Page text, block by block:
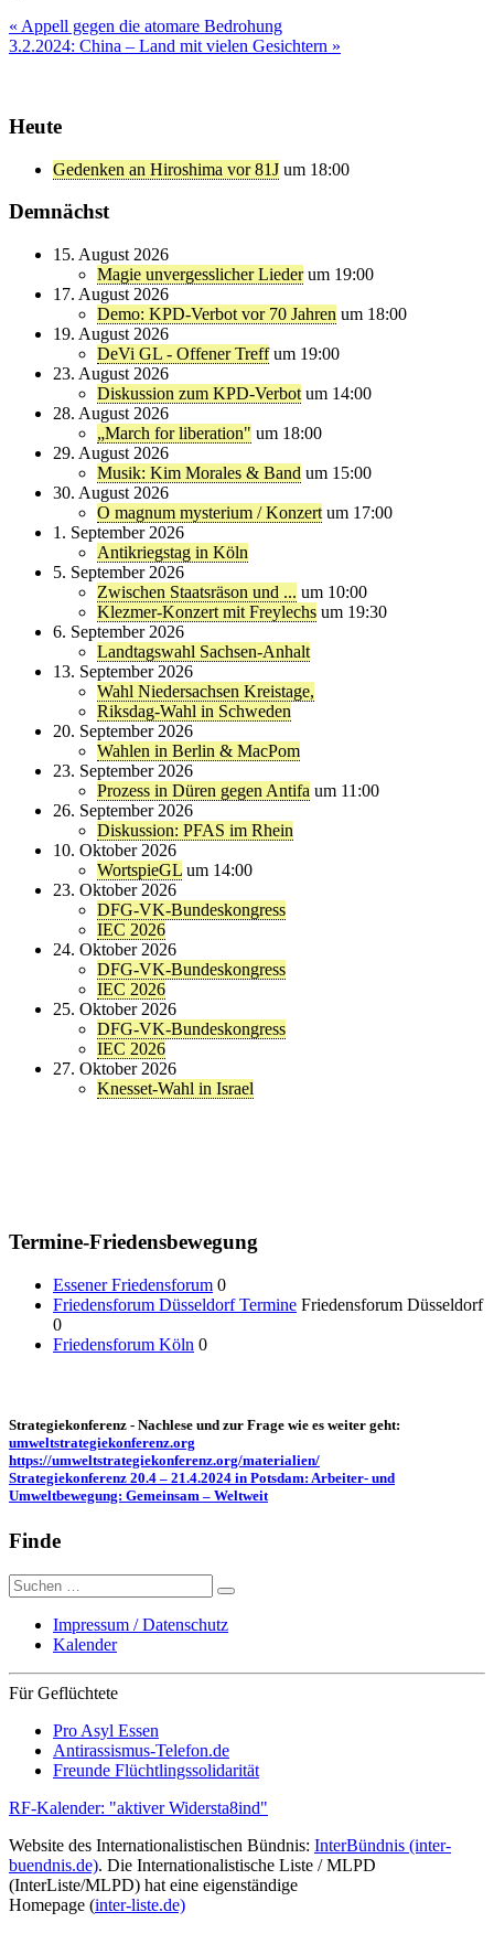
Beitragsnavigation
« Appell gegen die atomare Bedrohung
3.2.2024: China – Land mit vielen Gesichtern »
Heute
Gedenken an Hiroshima vor 81J um 18:00
Demnächst
15. August 2026
Magie unvergesslicher Lieder um 19:00
17. August 2026
Demo: KPD-Verbot vor 70 Jahren um 18:00
19. August 2026
DeVi GL - Offener Treff um 19:00
23. August 2026
Diskussion zum KPD-Verbot um 14:00
28. August 2026
„March for liberation" um 18:00
29. August 2026
Musik: Kim Morales & Band um 15:00
30. August 2026
O magnum mysterium / Konzert um 17:00
1. September 2026
Antikriegstag in Köln
5. September 2026
Zwischen Staatsräson und ... um 10:00
Klezmer-Konzert mit Freylechs um 19:30
6. September 2026
Landtagswahl Sachsen-Anhalt
13. September 2026
Wahl Niedersachsen Kreistage,
Riksdag-Wahl in Schweden
20. September 2026
Wahlen in Berlin & MacPom
23. September 2026
Prozess in Düren gegen Antifa um 11:00
26. September 2026
Diskussion: PFAS im Rhein
10. Oktober 2026
WortspieGL um 14:00
23. Oktober 2026
DFG-VK-Bundeskongress
IEC 2026
24. Oktober 2026
DFG-VK-Bundeskongress
IEC 2026
25. Oktober 2026
DFG-VK-Bundeskongress
IEC 2026
27. Oktober 2026
Knesset-Wahl in Israel
Termine-Friedensbewegung
Essener Friedensforum 0
Friedensforum Düsseldorf Termine Friedensforum Düsseldorf
0
Friedensforum Köln 0
Strategiekonferenz - Nachlese und zur Frage wie es weiter geht:
umweltstrategiekonferenz.org
https://umweltstrategiekonferenz.org/materialien/
Strategiekonferenz 20.4 – 21.4.2024 in Potsdam: Arbeiter- und
Umweltbewegung: Gemeinsam – Weltweit
Finde
Suche
nach:
Impressum / Datenschutz
Kalender
Für Geflüchtete
Pro Asyl Essen
Antirassismus-Telefon.de
Freunde Flüchtlingssolidarität
RF-Kalender: "aktiver Widersta8ind"
Website des Internationalistischen Bündnis: InterBündnis (inter-
buendnis.de). Die Internationalistische Liste / MLPD
(InterListe/MLPD) hat eine eigenständige
Homepage (inter-liste.de)